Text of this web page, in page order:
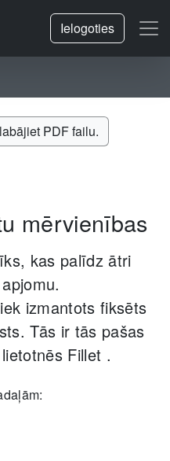
Ielogoties
PDF failu.
mērvienības
kas palīdz ātri
izmantots fiksēts
Tās ir tās pašas
Fillet .